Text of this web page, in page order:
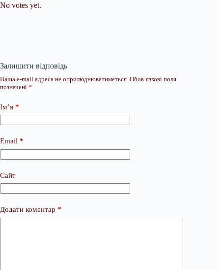
No votes yet.
Залишити відповідь
Ваша e-mail адреса не оприлюднюватиметься. Обов’язкові поля
позначені *
Ім’я *
Email *
Сайт
Додати коментар *